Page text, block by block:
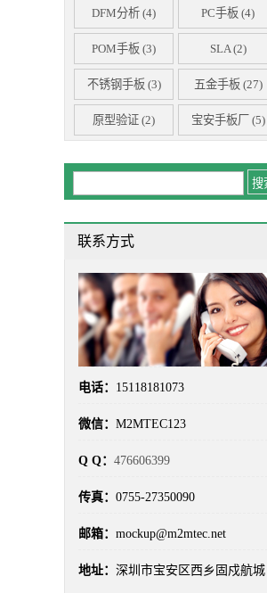
DFM分析 (4) PC手板 (4)
POM手板 (3) SLA(2)
不锈钢手板 (3) 五金手板 (27)
原型验证 (2) 宝安手板厂 (5)
工艺选型(3) 广州手板厂(2)
成本对比(2) 手板制造(2)
手板工艺(3) 手板打样(16)
手板打样流程(3) 手板报价(5)
手板材料(3) 手板模型(100)
联系方式
电话： 15118181073
微信： M2MTEC123
Q Q： 476606399
传真： 0755-27350090
邮箱： mockup@m2mtec.net
地址： 深圳市宝安区西乡固戍航城